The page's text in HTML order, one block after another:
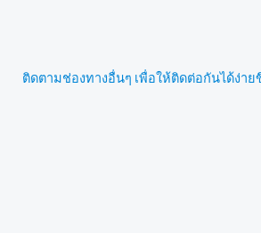
ติดตามช่องทางอื่นๆ เพื่อให้ติดต่อกันได้ง่า